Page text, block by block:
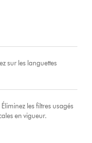
sur les languettes
les filtres usagés
en vigueur.